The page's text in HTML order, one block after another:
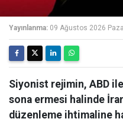
Yayınlanma: 09 Ağustos 2026
Siyonist rejimin, ABD ile
sona ermesi halinde
düzenleme ihtimaline